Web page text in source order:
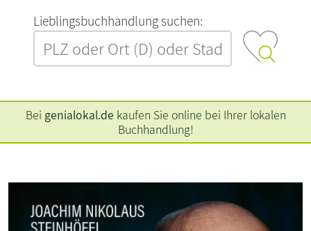
L‍i‍e‍b‍l‍i‍n‍g‍s‍b‍u‍c‍h‍h‍a‍n‍d‍l‍u‍n‍g‍ ‍s‍u‍c‍h‍e‍n‍:‍
Bei genialokal.de kaufen Sie online bei Ihrer lokalen
Buchhandlung!